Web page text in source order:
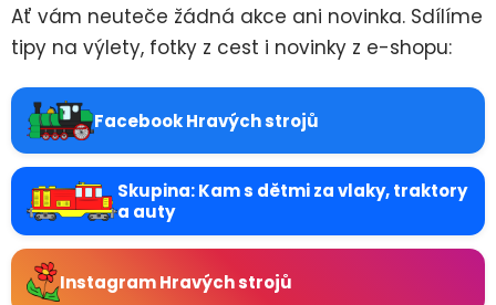
Ať vám neuteče žádná akce ani novinka. Sdílíme
tipy na výlety, fotky z cest i novinky z e-shopu:
Facebook Hravých strojů
Skupina: Kam s dětmi za vlaky, traktory
a auty
Instagram Hravých strojů